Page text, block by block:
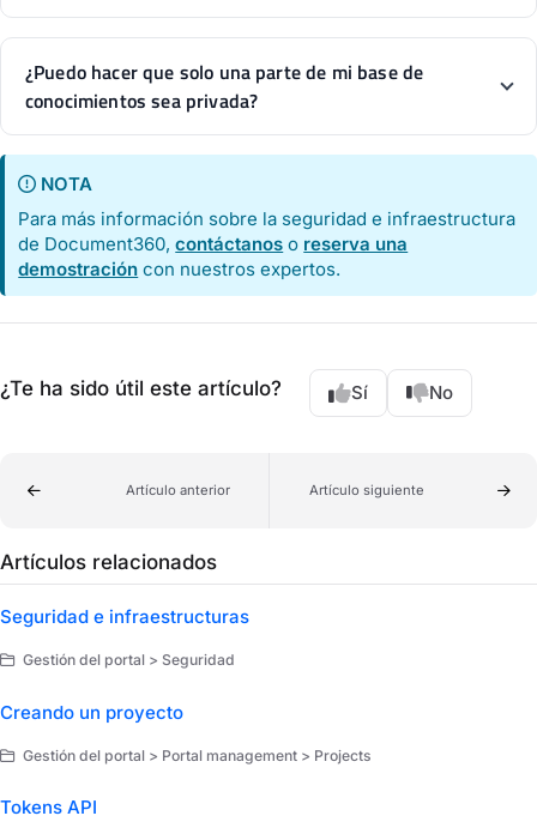
¿Puedo hacer que solo una parte de mi base de
conocimientos sea privada?
NOTA
Para más información sobre la seguridad e infraestructura
de Document360,contáctanos o reserva una
demostración con nuestros expertos.
¿Te ha sido útil este artículo? Sí No
Artículo anterior Artículo siguiente
Artículos relacionados
Seguridad e infraestructuras
Gestión del portal > Seguridad
Creando un proyecto
Gestión del portal > Portal management > Projects
Tokens API